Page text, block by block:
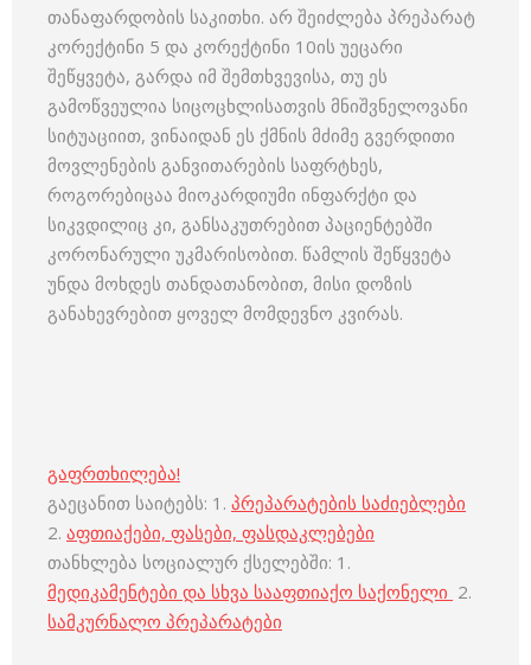
თანაფარდობის საკითხი. არ შეიძლება პრეპარატ
კორექტინი 5 და კორექტინი 10ის უეცარი
შეწყვეტა, გარდა იმ შემთხვევისა, თუ ეს
გამოწვეულია სიცოცხლისათვის მნიშვნელოვანი
სიტუაციით, ვინაიდან ეს ქმნის მძიმე გვერდითი
მოვლენების განვითარების საფრტხეს,
როგორებიცაა მიოკარდიუმი ინფარქტი და
სიკვდილიც კი, განსაკუთრებით პაციენტებში
კორონარული უკმარისობით. წამლის შეწყვეტა
უნდა მოხდეს თანდათანობით, მისი დოზის
განახევრებით ყოველ მომდევნო კვირას.
გაფრთხილება!
გაეცანით საიტებს: 1. პრეპარატების საძიებლები
2. აფთიაქები, ფასები, ფასდაკლებები
თანხლება სოციალურ ქსელებში: 1.
მედიკამენტები და სხვა სააფთიაქო საქონელი 2.
სამკურნალო პრეპარატები